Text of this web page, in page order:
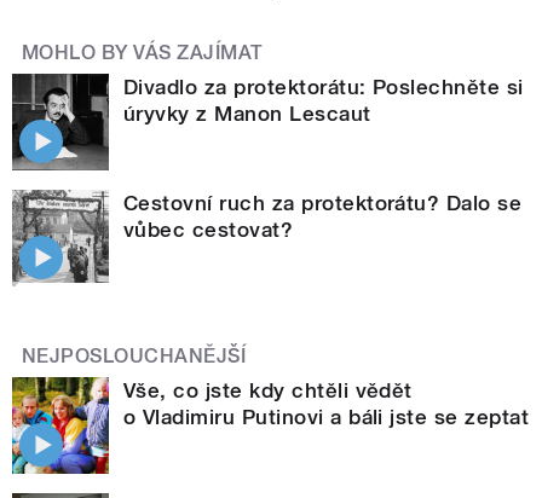
MOHLO BY VÁS ZAJÍMAT
Divadlo za protektorátu: Poslechněte si
úryvky z Manon Lescaut
Cestovní ruch za protektorátu? Dalo se
vůbec cestovat?
NEJPOSLOUCHANĚJŠÍ
Vše, co jste kdy chtěli vědět
o Vladimiru Putinovi a báli jste se zeptat